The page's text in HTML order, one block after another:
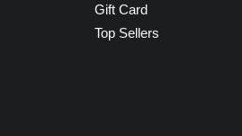
Gift Card
Top Sellers